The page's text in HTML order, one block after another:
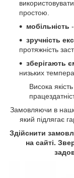
простою.
мобільність
зручність
протяжність
зберігають
низьких
Висока
Замовляючи в
який підлягає
Здійснити
на сайті.